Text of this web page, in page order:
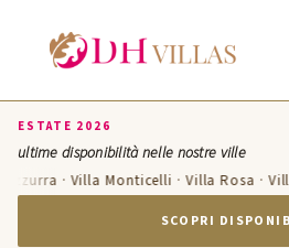
ESTATE 2026
ultime disponibilità nelle nostre ville
· Villa Monticelli · Villa Rosa ·
SCOPRI